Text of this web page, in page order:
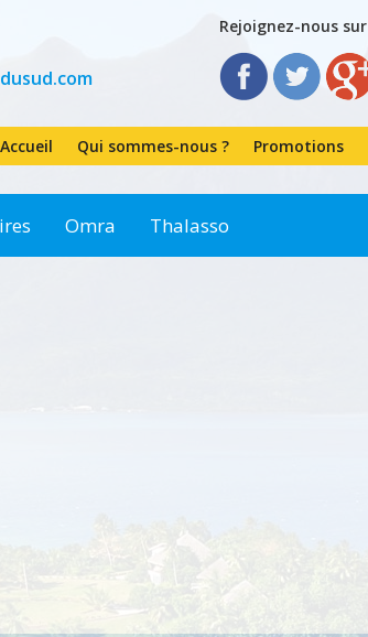
Rejoignez-nous sur
Accueil Qui sommes-nous ? Promotions
Omra Thalasso